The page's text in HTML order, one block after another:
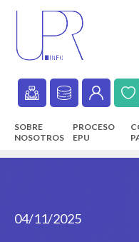
content
Secondary
navigation
Main
SOBRE
NOSOTROS
PROCESO
EPU
04/11/2025